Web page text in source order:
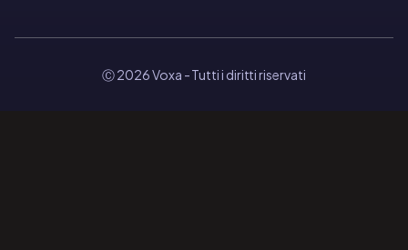
Ⓒ 2026 Voxa - Tutti i diritti riservati